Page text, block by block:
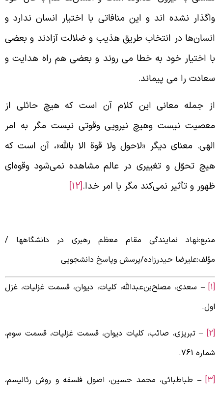
نشده اند و این منافاتی با اختیار انسان ندارد و
در انتخاب طریق هذیب و ضلالت آزادند و بعضی
اختیار خود به خطا می‌ روند و بعضی هم راه هدایت و
را می‌ پیماند.
جمله معانی این کلام آن است که هیچ حائلی از
نیست وهیچ نیرویی وقوتی نیست مگر به امر
معنای دیگر «لاحول ولا قوة الا بالله»، آن است که
تحوّل و تغییری در عالم مشاهده نمی‌شود وقوه‌ای
و تأثیر نمی‌کند مگر با امر خدا.[12]
نمایندگی مقام معظم رهبری در دانشگاهها /
حیدرزاده/پرسش وپاسخ دانشجویی
– سعدی، مصلح‌بن‌عبدالله، کلیات، دیوان، قسمت غزلیات، غزل
– تبریزی، صائب، کلیات دیوان، قسمت غزلیات، قسمت سوم،
761.
– طباطبائی، محمد حسین، اصول فلسفه و روش رئالیسم،